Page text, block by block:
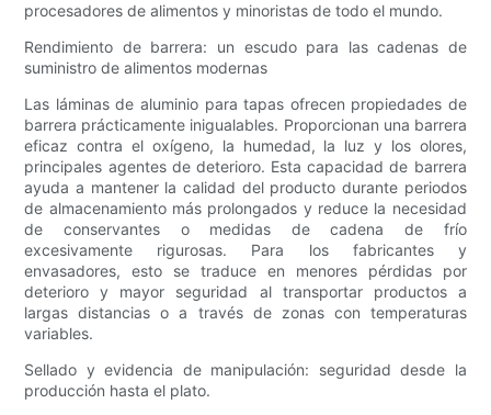
procesadores de alimentos y minoristas de todo el mundo.
Rendimiento de barrera: un escudo para las cadenas de
suministro de alimentos modernas
Las láminas de aluminio para tapas ofrecen propiedades de
barrera prácticamente inigualables. Proporcionan una barrera
eficaz contra el oxígeno, la humedad, la luz y los olores,
principales agentes de deterioro. Esta capacidad de barrera
ayuda a mantener la calidad del producto durante periodos
de almacenamiento más prolongados y reduce la necesidad
de conservantes o medidas de cadena de frío
excesivamente rigurosas. Para los fabricantes y
envasadores, esto se traduce en menores pérdidas por
deterioro y mayor seguridad al transportar productos a
largas distancias o a través de zonas con temperaturas
variables.
Sellado y evidencia de manipulación: seguridad desde la
producción hasta el plato.